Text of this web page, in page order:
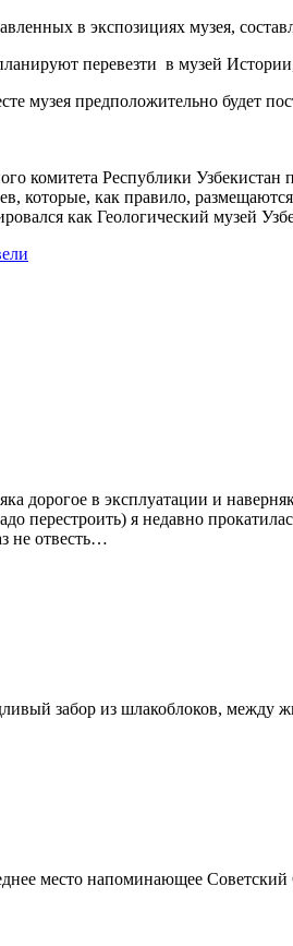
в экспозициях музея,
перевезти в музей
музея предположительно будет
комитета Республики
которые, как правило,
как Геологический музей
дорогое в эксплуатации и
перестроить) я недавно
не отвесть…
забор из шлакоблоков, между
место напоминающее